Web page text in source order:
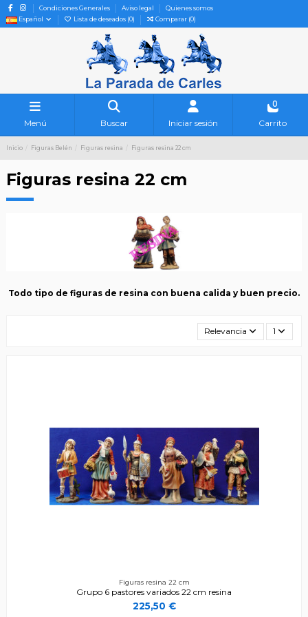
Condiciones Generales Aviso legal
Quienes somos
Español
Lista de deseados (0) Comparar (0)
Menú Buscar Iniciar sesión
0
Carrito
Inicio Figuras Belén Figuras resina Figuras resina 22 cm
Figuras resina 22 cm
Todo tipo de figuras de resina con buena calida y buen precio.
Relevancia 1
Figuras resina 22 cm
Grupo 6 pastores variados 22 cm resina
225,50 €